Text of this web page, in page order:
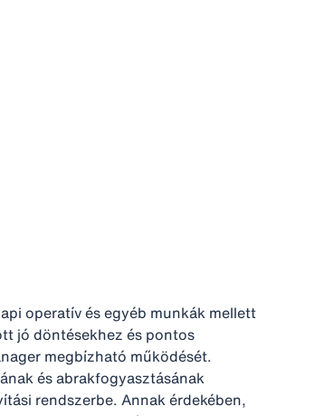
operatív és egyéb munkák mellett
jó döntésekhez és pontos
megbízható működését.
és abrakfogyasztásának
rendszerbe. Annak érdekében,